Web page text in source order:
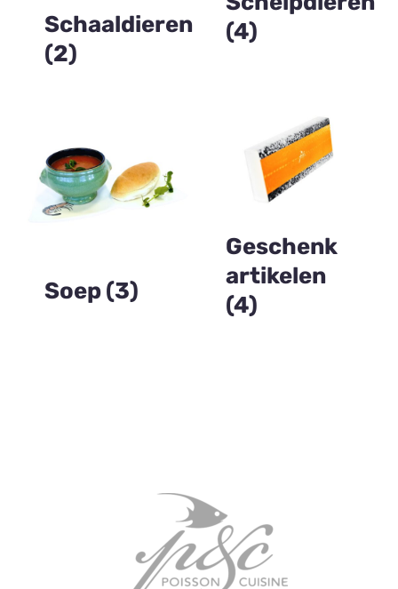
Schaaldieren
(2)
(4)
Soep (3)
Geschenk
artikelen
(4)